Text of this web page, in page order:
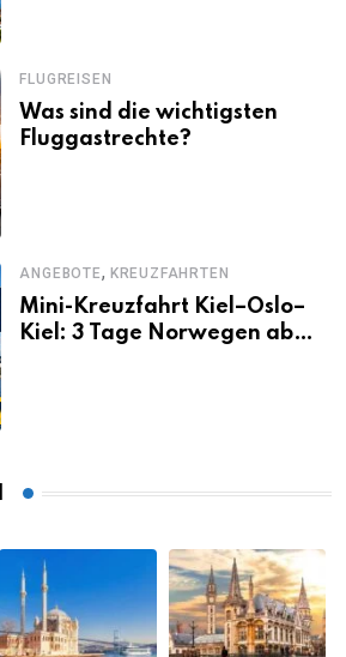
FLUGREISEN
Was sind die wichtigsten
Fluggastrechte?
ANGEBOTE, KREUZFAHRTEN
Mini-Kreuzfahrt Kiel–Oslo–
Kiel: 3 Tage Norwegen ab